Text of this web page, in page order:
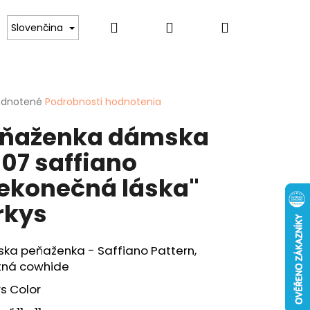
psov Pre ženy Hobby
Slovenčina Hľadať PrihlásenieNákupný
Podrobnosti hodnotenia
dámska
saffiano
láska"
peňaženka - Saffiano Pattern,
cowhide
Color
40 "KAPOR"